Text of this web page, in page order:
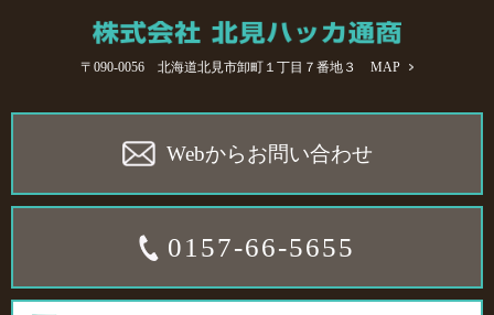
〒090-0056 北海道北見市卸町１丁目７番地３ MAP
Webからお問い合わせ
0157-66-5655